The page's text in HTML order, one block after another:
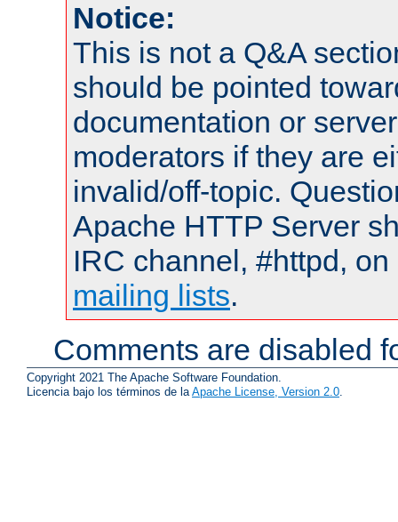
Notice:
This is not a Q&A
should be pointed
documentation or
moderators if they are
invalid/off-topic.
Apache HTTP Server
IRC channel, #httpd,
mailing lists.
Comments are disabled
Copyright 2021 The Apache Software Foundation.
Licencia bajo los términos de la Apache License, Version 2.0